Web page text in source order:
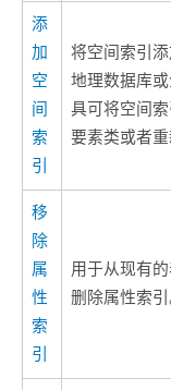
添
加
空
间
索
引
将空间索引
地理数据库
具可将空间
要素类或者重
移
除
属
性
索
引
用于从现有
删除属性索引